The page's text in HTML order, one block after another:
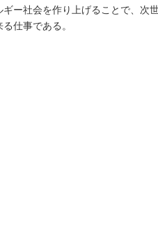
ギー社会を作り上げることで、次
仕事である。